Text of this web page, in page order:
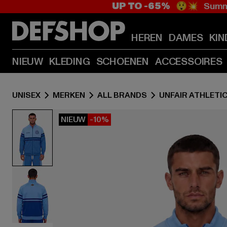
UP TO -65% 😲💥
HEREN DAMES
NIEUW KLEDING SCHOENEN ACCESSOIRES
UNISEX MERKEN ALL BRANDS UNFAIR
NIEUW -10%